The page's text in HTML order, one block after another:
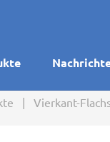
| Vierkant-